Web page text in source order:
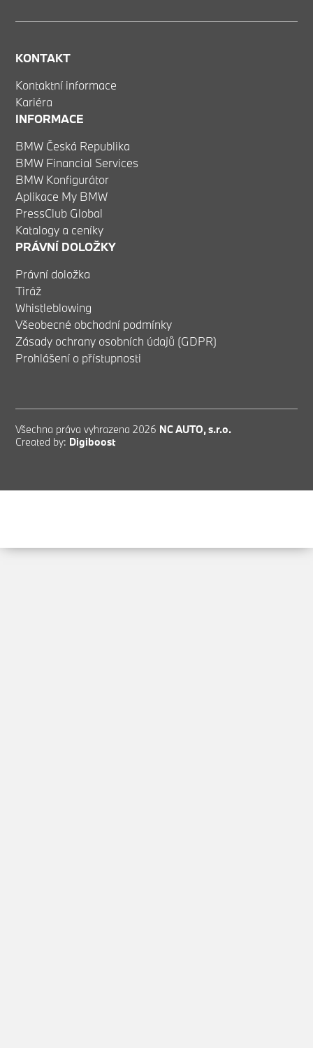
KONTAKT
Kontaktní informace
Kariéra
INFORMACE
BMW Česká Republika
BMW Financial Services
BMW Konfigurátor
Aplikace My BMW
PressClub Global
Katalogy a ceníky
PRÁVNÍ DOLOŽKY
Právní doložka
Tiráž
Whistleblowing
Všeobecné obchodní podmínky
Zásady ochrany osobních údajů (GDPR)
Prohlášení o přístupnosti
Všechna práva vyhrazena 2026 NC AUTO, s.r.o.
Created by: Digiboost